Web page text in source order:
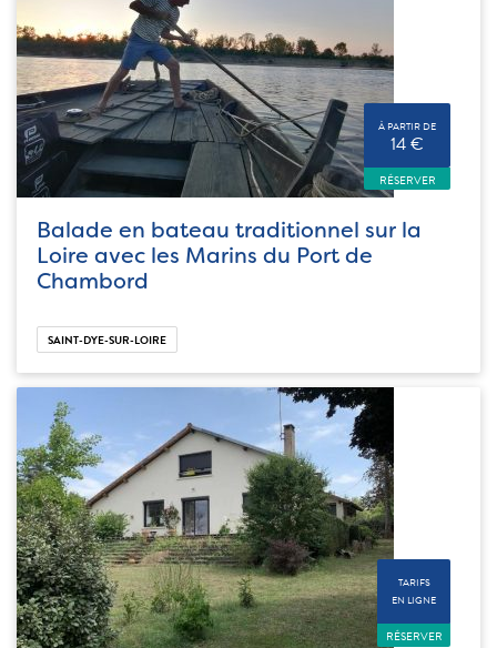
À PARTIR DE
14 €
RÉSERVER
Balade en bateau traditionnel sur la
Loire avec les Marins du Port de
Chambord
SAINT-DYE-SUR-LOIRE
TARIFS
EN LIGNE
RÉSERVER